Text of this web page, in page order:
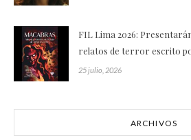
FIL Lima 2026:
relatos de terror escrito
25 julio, 2026
ARCHIVOS